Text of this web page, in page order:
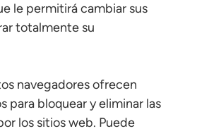
le permitirá cambiar sus
totalmente su
navegadores ofrecen
para bloquear y eliminar las
los sitios web. Puede